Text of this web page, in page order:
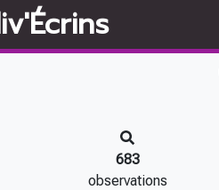
683
observations